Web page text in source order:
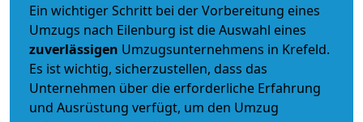
Ein wichtiger Schritt bei der Vorbereitung eines
Umzugs nach Eilenburg ist die Auswahl eines
zuverlässigen Umzugsunternehmens in Krefeld.
Es ist wichtig, sicherzustellen, dass das
Unternehmen über die erforderliche Erfahrung
und Ausrüstung verfügt, um den Umzug